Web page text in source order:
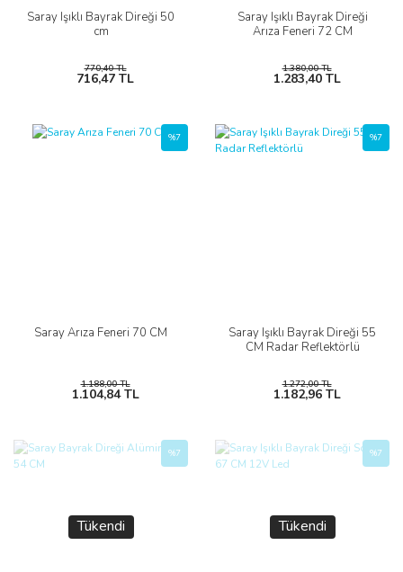
Saray Işıklı Bayrak Direği 50
cm
770,40 TL
716,47 TL
Saray Işıklı Bayrak Direği
Arıza Feneri 72 CM
1.380,00 TL
1.283,40 TL
Saray Arıza Feneri 70 CM
%7
1.188,00 TL
1.104,84 TL
Saray Işıklı Bayrak Direği 55
CM Radar Reflektörlü
%7
1.272,00 TL
1.182,96 TL
Tükendi
%7
Tükendi
%7